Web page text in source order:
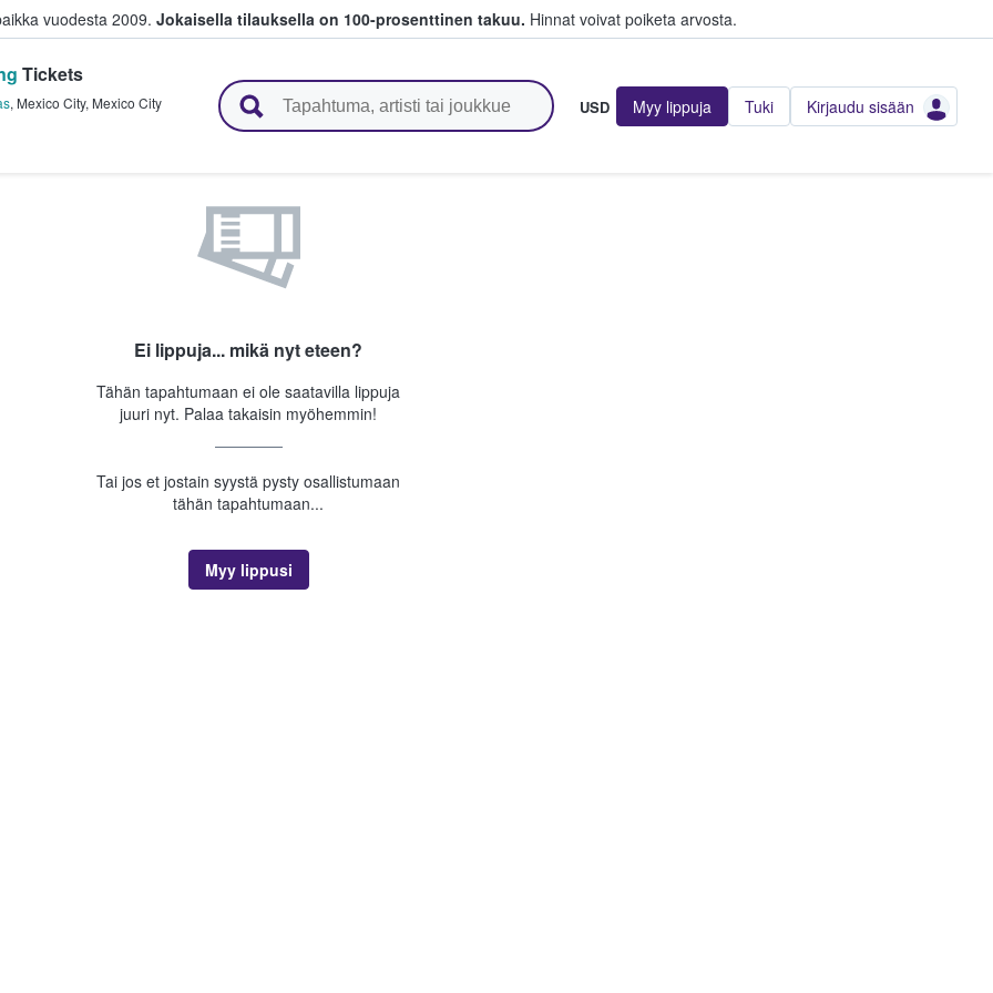
vuodesta 2009. Jokaisella tilauksella on 100-prosenttinen takuu. Hinnat voivat poiketa arvosta.
lippuja
Tickets
, Mexico City, Mexico City
USD Myy lippuja Tuki Kirjaudu sisään
Ei lippuja... mikä nyt eteen?
Tähän tapahtumaan ei ole saatavilla lippuja
juuri nyt. Palaa takaisin myöhemmin!
Tai jos et jostain syystä pysty osallistumaan
tähän tapahtumaan...
Myy lippusi